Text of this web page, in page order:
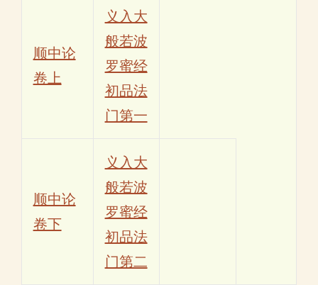
顺中论
卷上
义入大
般若波
罗蜜经
初品法
门第一
顺中论
卷下
义入大
般若波
罗蜜经
初品法
门第二